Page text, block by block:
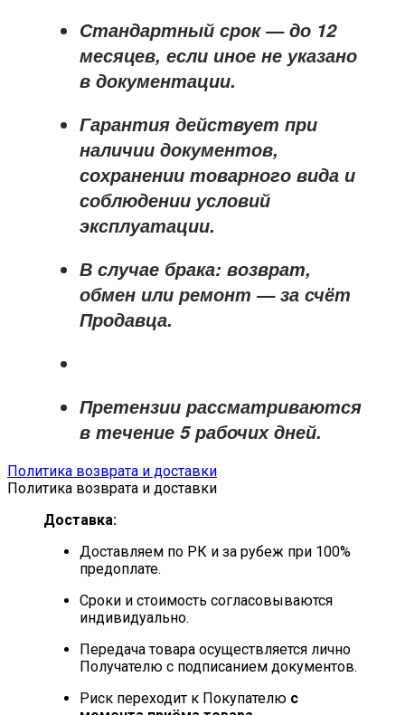
Стандартный срок — до 12
месяцев, если иное не указано
в документации.
Гарантия действует при
наличии документов,
сохранении товарного вида и
соблюдении условий
эксплуатации.
В случае брака: возврат,
обмен или ремонт —за счёт
Продавца.
Претензии рассматриваются
в течение 5 рабочих дней.
Политика возврата и доставки
Политика возврата и доставки
Доставка:
Доставляем по РК и за рубеж при 100%
предоплате.
Сроки и стоимость согласовываются
индивидуально.
Передача товара осуществляется лично
Получателю с подписанием документов.
Риск переходит к Покупателю с